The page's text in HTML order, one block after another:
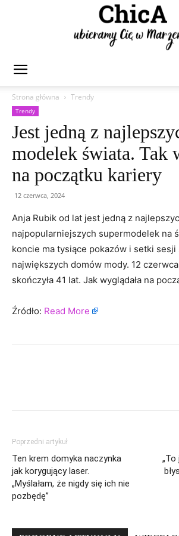
Strona główna
Trendy
Trendy
Jest jedną z
modelek świata. Tak
na początku kariery
12 czerwca, 2024
Anja Rubik od lat jest jedną z
najpopularniejszych supermodelek na
koncie ma tysiące pokazów i setki
największych domów mody. 12
skończyła 41 lat. Jak wyglądała na
Źródło: Read More
Poprzedni artykuł
Ten krem domyka naczynka
jak korygujący laser.
„Myślałam, że nigdy się ich nie
pozbędę”